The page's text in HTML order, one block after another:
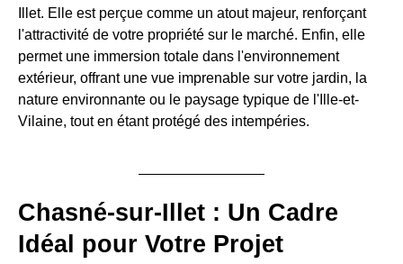
Illet. Elle est perçue comme un atout majeur, renforçant
l'attractivité de votre propriété sur le marché. Enfin, elle
permet une immersion totale dans l'environnement
extérieur, offrant une vue imprenable sur votre jardin, la
nature environnante ou le paysage typique de l'Ille-et-
Vilaine, tout en étant protégé des intempéries.
Chasné-sur-Illet : Un Cadre
Idéal pour Votre Projet